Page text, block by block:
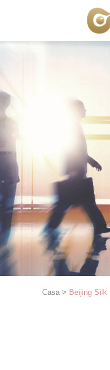
Casa > Beijing Silk